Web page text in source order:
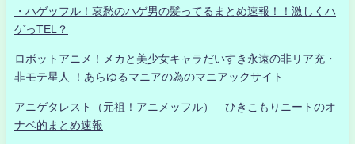
・ハゲッフル！哀愁のハゲ男の髪ってるまとめ速報！！激しくハ
ゲっTEL？
ロボットアニメ！メカと美少女キャラだいすき永遠の非リア充・
非モテ星人 ！あらゆるマニアの為のマニアックサイト
アニゲタレスト（元祖！アニメッフル） ひきこもりニートのオ
ナベ的まとめ速報